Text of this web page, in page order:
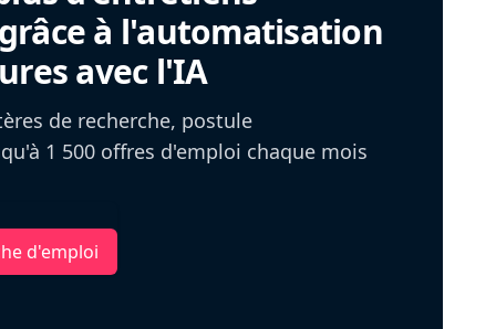
à l'automatisation
avec l'IA
de recherche, postule
1 500 offres d'emploi chaque mois
d'emploi